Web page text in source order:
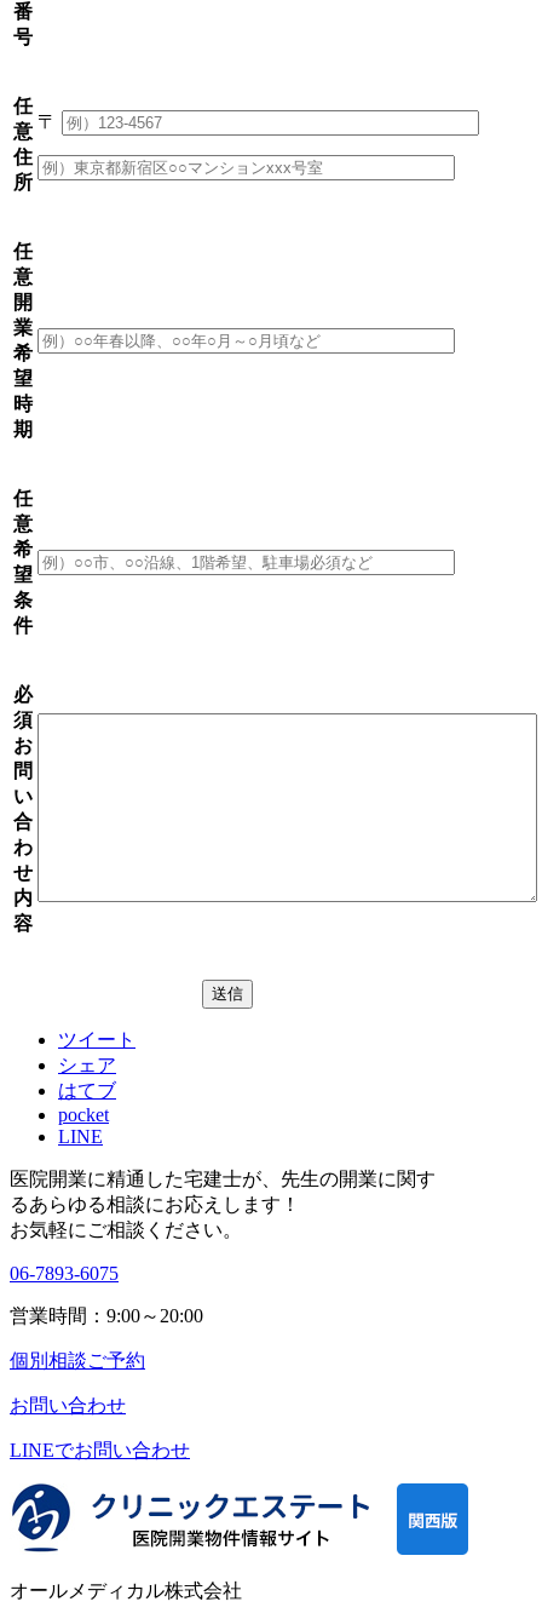
番
号
任
意
住
所
〒
任
意
開
業
希
望
時
期
任
意
希
望
条
件
必
須
お
問
い
合
わ
せ
内
容
ツイート
シェア
はてブ
pocket
LINE
医院開業に精通した宅建士が、 先生の開業に関す
るあらゆる相談にお応えします！
お気軽にご相談ください。
06-7893-6075
営業時間：9:00～20:00
個別相談ご予約
お問い合わせ
LINEでお問い合わせ
オールメディカル株式会社